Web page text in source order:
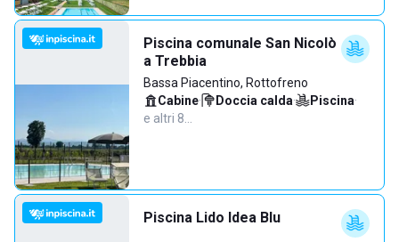
Piscina comunale San Nicolò
a Trebbia
Bassa Piacentino, Rottofreno
Cabine· Doccia calda· Piscina·
e altri 8…
Piscina Lido Idea Blu